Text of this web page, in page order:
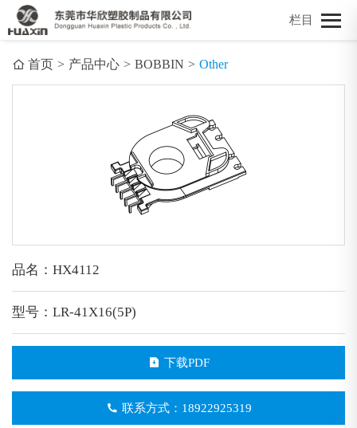
栏目
首页 > 产品中心 > BOBBIN > Other
品名：HX4112
型号：LR-41X16(5P)
下载PDF
联系方式：18922925319